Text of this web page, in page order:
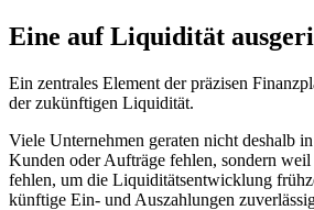
Eine auf Liquidität
Ein zentrales Element der präzisen
der zukünftigen Liquidität.
Viele Unternehmen geraten nicht deshalb
Kunden oder Aufträge fehlen, sondern weil
fehlen, um die Liquiditätsentwicklung
künftige Ein- und Auszahlungen